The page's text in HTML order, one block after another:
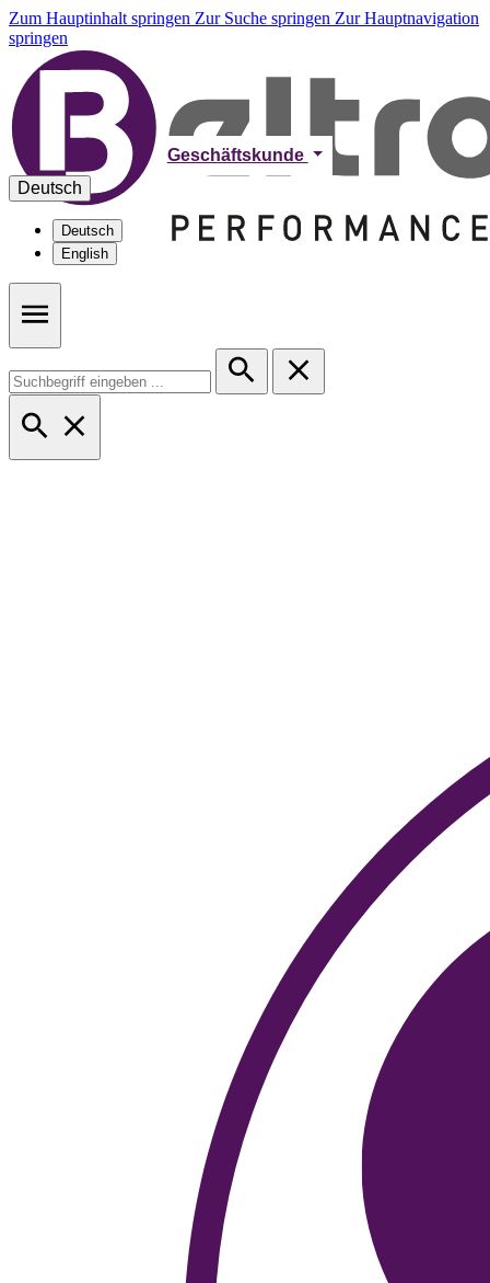
Zum Hauptinhalt springen Zur Suche springen Zur Hauptnavigation
springen
Geschäftskunde
Deutsch
Deutsch
English